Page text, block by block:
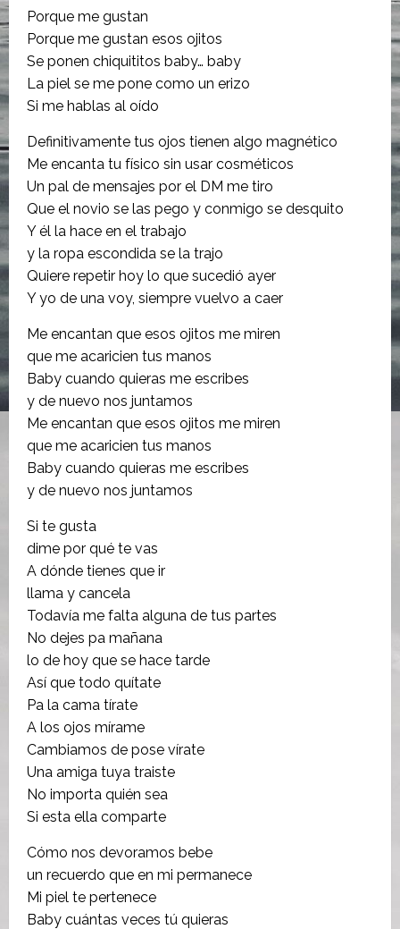
Porque me gustan
Porque me gustan esos ojitos
Se ponen chiquititos baby… baby
La piel se me pone como un erizo
Si me hablas al oído
Definitivamente tus ojos tienen algo magnético
Me encanta tu físico sin usar cosméticos
Un pal de mensajes por el DM me tiro
Que el novio se las pego y conmigo se desquito
Y él la hace en el trabajo
y la ropa escondida se la trajo
Quiere repetir hoy lo que sucedió ayer
Y yo de una voy, siempre vuelvo a caer
Me encantan que esos ojitos me miren
que me acaricien tus manos
Baby cuando quieras me escribes
y de nuevo nos juntamos
Me encantan que esos ojitos me miren
que me acaricien tus manos
Baby cuando quieras me escribes
y de nuevo nos juntamos
Si te gusta
dime por qué te vas
A dónde tienes que ir
llama y cancela
Todavía me falta alguna de tus partes
No dejes pa mañana
lo de hoy que se hace tarde
Así que todo quítate
Pa la cama tírate
A los ojos mírame
Cambiamos de pose vírate
Una amiga tuya traiste
No importa quién sea
Si esta ella comparte
Cómo nos devoramos bebe
un recuerdo que en mi permanece
Mi piel te pertenece
Baby cuántas veces tú quieras